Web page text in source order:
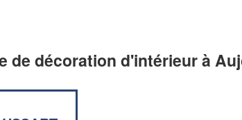
de décoration d'intérieur à